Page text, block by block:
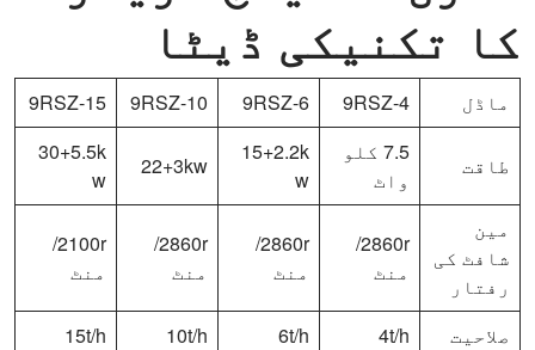
کا تکنیکی ڈیٹا
ماڈل 9RSZ-4
9RSZ-6
9RSZ-10
9RSZ-15
طاقت
7.5 کلو
واٹ
15+2.2k
w
22+3kw
30+5.5k
w
مین
شافٹ کی
رفتار
2860r/
منٹ
2860r/
منٹ
2860r/
منٹ
2100r/
منٹ
صلاحیت 4t/h
6t/h
10t/h
15t/h